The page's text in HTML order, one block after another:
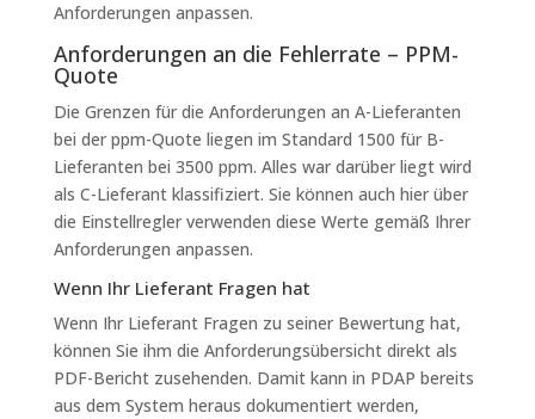
Anforderungen anpassen.
Anforderungen an die Fehlerrate – PPM-
Quote
Die Grenzen für die Anforderungen an A-Lieferanten
bei der ppm-Quote liegen im Standard 1500 für B-
Lieferanten bei 3500 ppm. Alles war darüber liegt wird
als C-Lieferant klassifiziert. Sie können auch hier über
die Einstellregler verwenden diese Werte gemäß Ihrer
Anforderungen anpassen.
Wenn Ihr Lieferant Fragen hat
Wenn Ihr Lieferant Fragen zu seiner Bewertung hat,
können Sie ihm die Anforderungsübersicht direkt als
PDF-Bericht zusehenden. Damit kann in PDAP bereits
aus dem System heraus dokumentiert werden,